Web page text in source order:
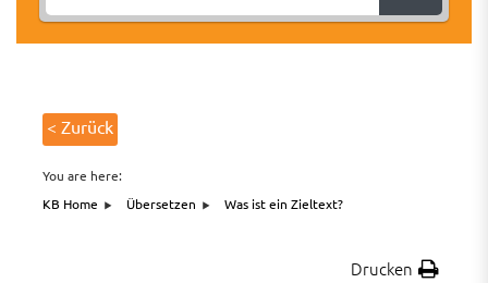
< Zurück
You are here:
KB Home
Übersetzen Was ist ein Zieltext?
Drucken